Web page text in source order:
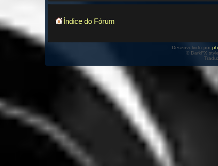
Índice do Fórum
Desenvolvido por
© DarkFX